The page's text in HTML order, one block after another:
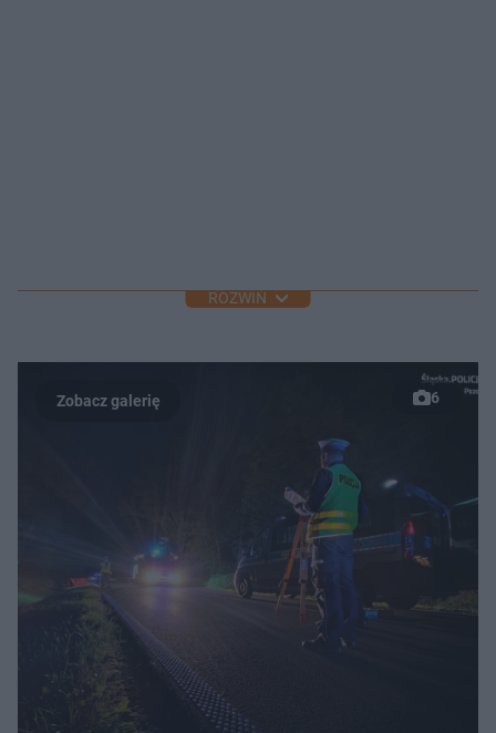
ROZWIŃ
6